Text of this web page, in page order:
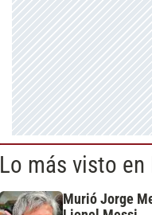
Lo más visto en
Murió Jorge